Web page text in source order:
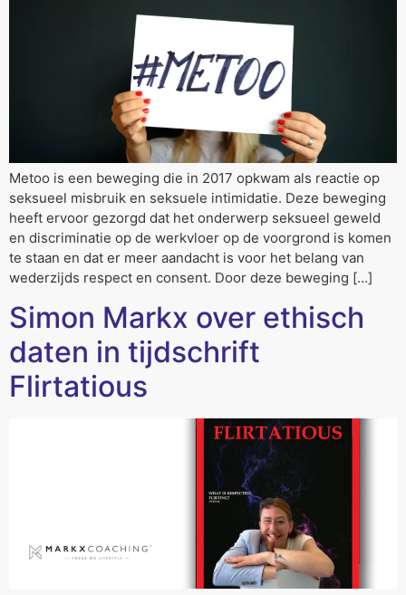
Metoo is een beweging die in 2017 opkwam als reactie op
seksueel misbruik en seksuele intimidatie. Deze beweging
heeft ervoor gezorgd dat het onderwerp seksueel geweld
en discriminatie op de werkvloer op de voorgrond is komen
te staan en dat er meer aandacht is voor het belang van
wederzijds respect en consent. Door deze beweging […]
Simon Markx over ethisch
daten in tijdschrift
Flirtatious